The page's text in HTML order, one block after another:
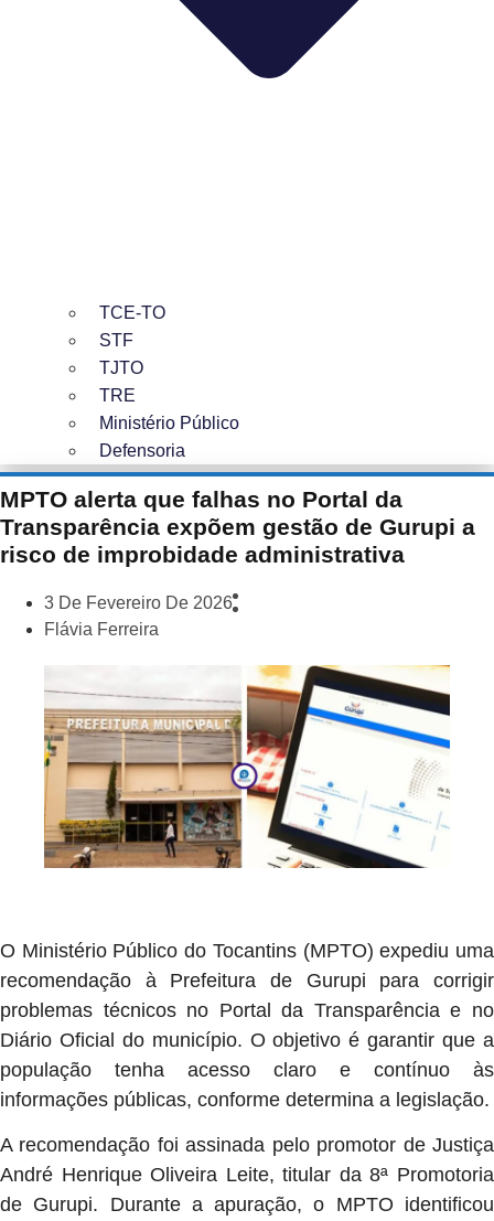
TCE-TO
STF
TJTO
TRE
Ministério Público
Defensoria
MPTO alerta que falhas no Portal da
Transparência expõem gestão de Gurupi a
risco de improbidade administrativa
3 De Fevereiro De 2026
Flávia Ferreira
O Ministério Público do Tocantins (MPTO) expediu uma
recomendação à Prefeitura de Gurupi para corrigir
problemas técnicos no Portal da Transparência e no
Diário Oficial do município. O objetivo é garantir que a
população tenha acesso claro e contínuo às
informações públicas, conforme determina a legislação.
A recomendação foi assinada pelo promotor de Justiça
André Henrique Oliveira Leite, titular da 8ª Promotoria
de Gurupi. Durante a apuração, o MPTO identificou